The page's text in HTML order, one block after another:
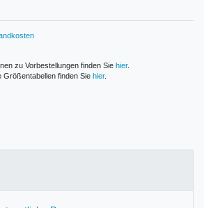
zu Vorbestellungen finden Sie hier.
Größentabellen finden Sie hier.